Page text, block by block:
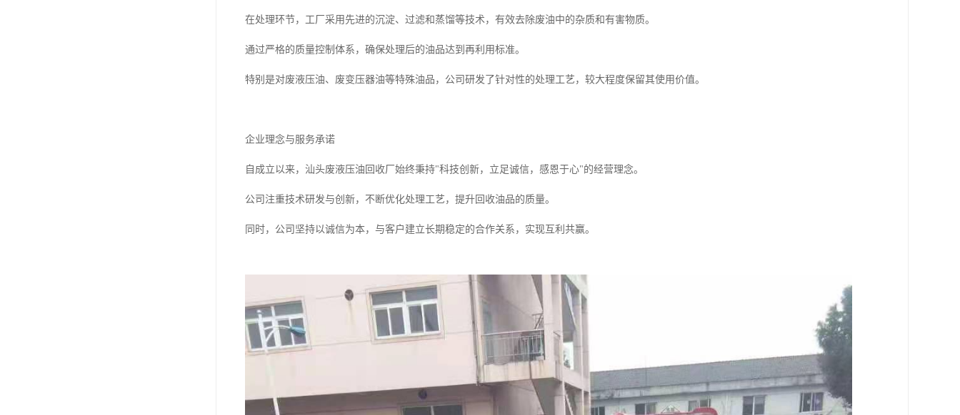
在处理环节，工厂采用先进的沉淀、过滤和蒸馏等技术，有效去除废油中的杂质和有害物质。
通过严格的质量控制体系，确保处理后的油品达到再利用标准。
特别是对废液压油、废变压器油等特殊油品，公司研发了针对性的处理工艺，较大程度保留其使用价值。
企业理念与服务承诺
自成立以来，汕头废液压油回收厂始终秉持"科技创新，立足诚信，感恩于心"的经营理念。
公司注重技术研发与创新，不断优化处理工艺，提升回收油品的质量。
同时，公司坚持以诚信为本，与客户建立长期稳定的合作关系，实现互利共赢。